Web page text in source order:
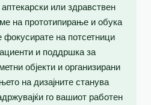
или здравствен
на прототипирање и обука
на потсетници
и поддршка за
објекти и организирани
на дизајните станува
го вашиот работен